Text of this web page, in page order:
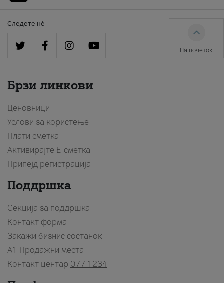
Следете нè
На почеток
Брзи линкови
Ценовници
Услови за користење
Плати сметка
Активирајте Е-сметка
Припејд регистрација
Поддршка
Секција за поддршка
Контакт форма
Закажи бизнис состанок
A1 Продажни места
Контакт центар 077 1234